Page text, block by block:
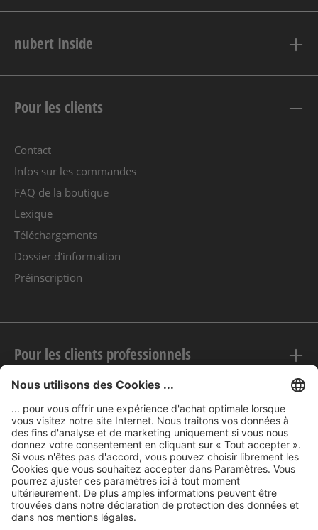
nubert Inside
Pour les clients
Contact
Infos sur les commandes
FAQ de la boutique
Lexique
Téléchargements
Dossier d'information
Préinscription
Pour les clients professionnels
Mentions légales
nubert sur le web